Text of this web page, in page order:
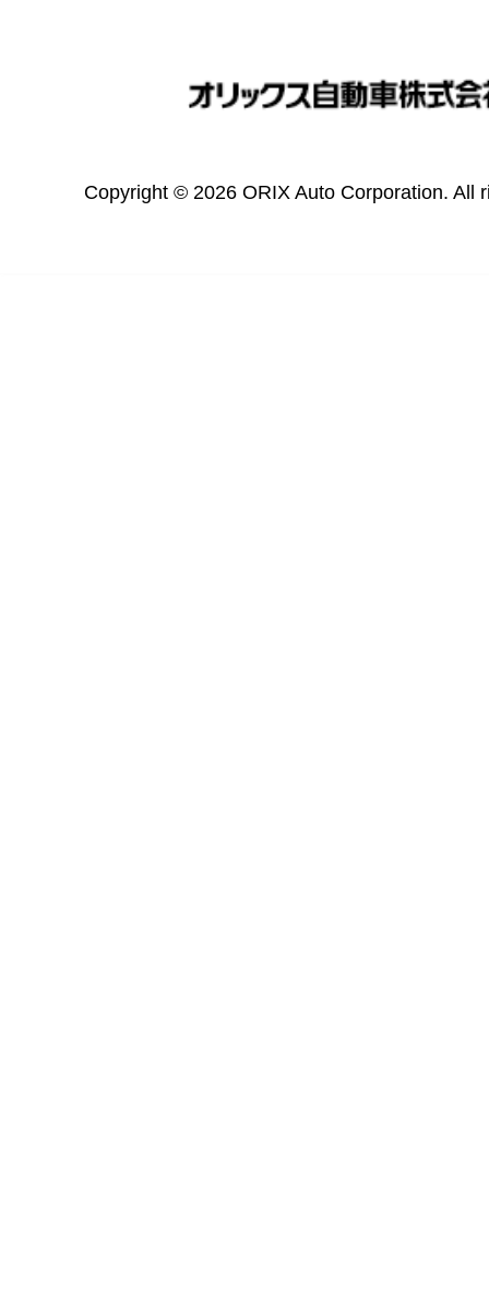
Copyright © 2026 ORIX Auto Corporation. All